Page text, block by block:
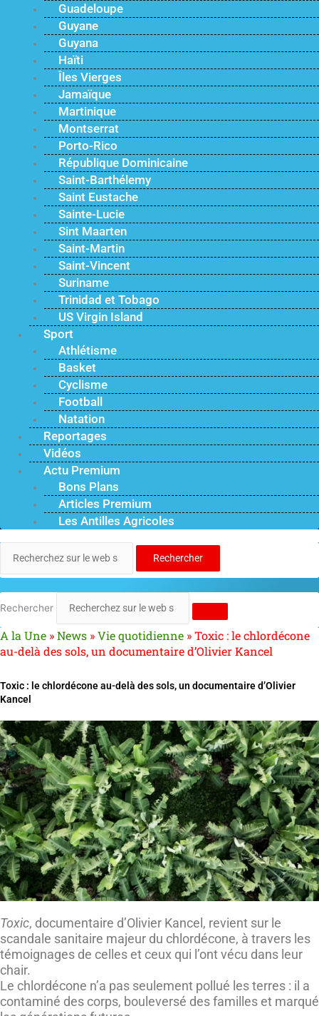
Guadeloupe
Guyane
Guyana
Haïti
Îles Vierges
Jamaïque
Martinique
Montserrat
Porto-Rico
République Dominicaine
Saint-Barthélemy
Saint Eustache
Sainte-Lucie
Sint Maarten
Saint-Martin
Saint-Vincent
Suriname
Trinidad et Tobago
US Virgin Island
Sport
Athlétisme
Basket
Cyclisme
Football
Natation
Reportages
Vidéos
Actu Premium
Bons Plans
Articles Premium
Les Antilles Agricoles
Rechercher
Rechercher
A la Une »News »Vie quotidienne »Toxic : le chlordécone
au-delà des sols, un documentaire d’Olivier Kancel
Toxic : le chlordécone au-delà des sols, un documentaire d’Olivier
Kancel
Toxic, documentaire d’Olivier Kancel, revient sur le
scandale sanitaire majeur du chlordécone, à travers les
témoignages de celles et ceux qui l’ont vécu dans leur
chair.
Le chlordécone n’a pas seulement pollué les terres : il a
contaminé des corps, bouleversé des familles et marqué